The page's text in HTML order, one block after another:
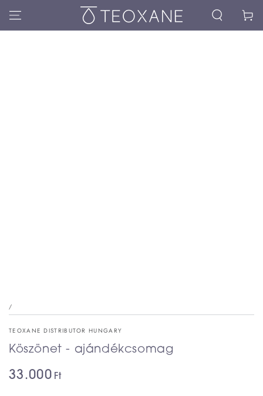
Kosár
/
TEOXANE DISTRIBUTOR HUNGARY
Köszönet - ajándékcsomag
33.000 Ft